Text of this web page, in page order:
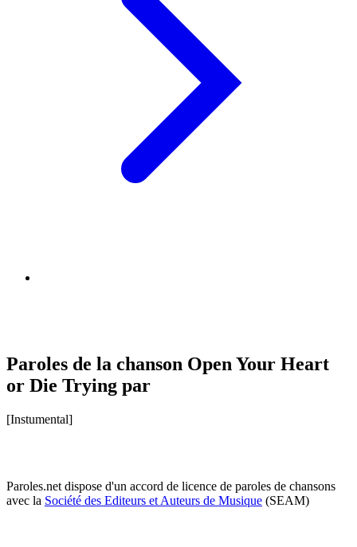
Paroles de la chanson Open Your Heart
or Die Trying par
[Instumental]
Paroles.net dispose d'un accord de licence de paroles de chansons
avec la Société des Editeurs et Auteurs de Musique (SEAM)